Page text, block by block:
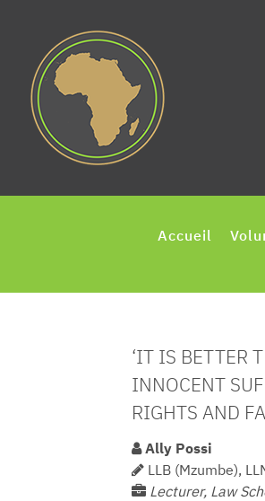
Accueil
‘IT IS BETTER
INNOCENT
RIGHTS AND
Ally Possi
LLB (Mzumbe),
Lecturer, Law